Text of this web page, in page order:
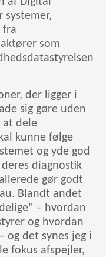
systemer,
fra
som
der ligger i
sig gøre uden
at dele
kunne følge
og yde god
diagnostik
gør godt
Blandt andet
– hvordan
og hvordan
og det synes jeg i
fokus afspejler,